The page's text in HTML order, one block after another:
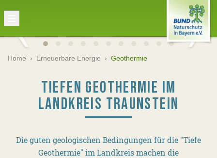
Home › Erneuerbare Energie › Geothermie
TIEFEN GEOTHERMIE IM
LANDKREIS TRAUNSTEIN
Die guten geologischen Bedingungen für die "Tiefe
Geothermie" im Landkreis machen die